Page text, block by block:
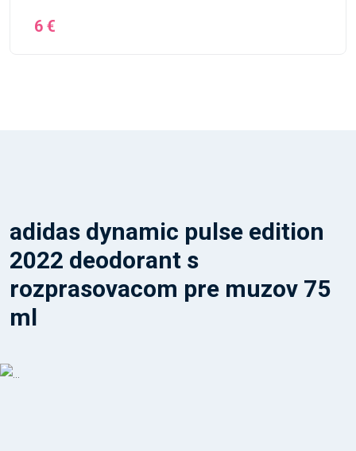
6 €
adidas dynamic pulse edition
2022 deodorant s
rozprasovacom pre muzov 75
ml